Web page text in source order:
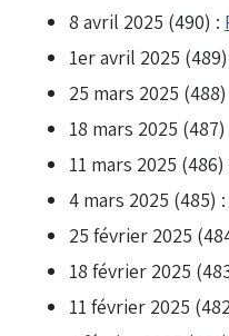
8 avril 2025 (490) :
1er avril 2025
25 mars 2025 (488)
18 mars 2025 (487)
11 mars 2025 (486)
4 mars 2025 (485) :
25 février 2025
18 février 2025
11 février 2025